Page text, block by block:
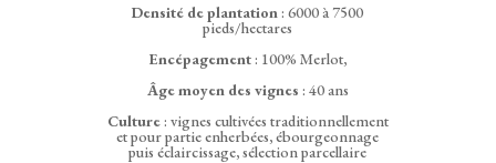
Densité de plantation: 6000 à 7500
pieds/hectares
Encépagement: 100% Merlot,
Âge moyen des vignes : 40 ans
Culture: vignes cultivées traditionnellement
et pour partie enherbées, ébourgeonnage
puis éclaircissage, sélection parcellaire